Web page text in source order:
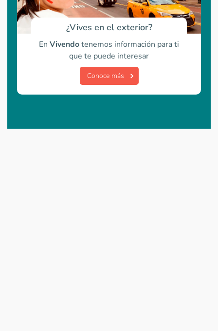
¿Vives en el exterior?
En Vivendotenemos información para ti
que te puede interesar
Conoce más